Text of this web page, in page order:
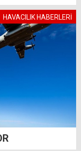
HAVACILIK HABERLERİ